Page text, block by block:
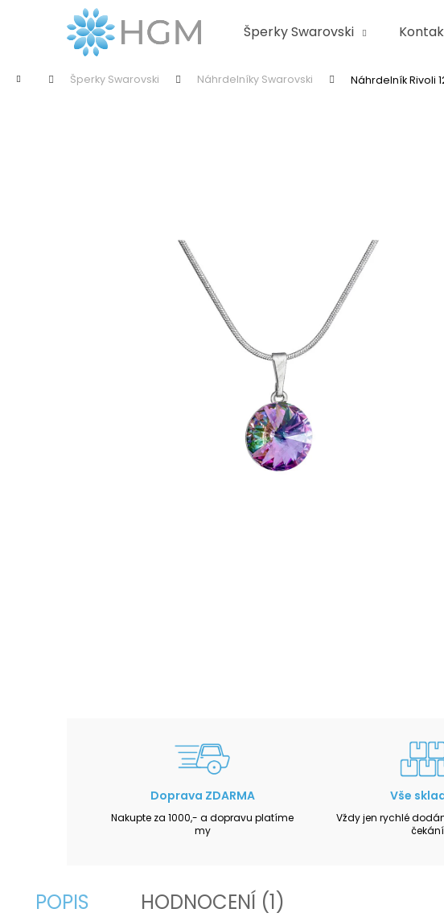
Šperky Swarovski
Domů Šperky Swarovski Náhrdelníky Swarovski Náhrdelník Rivoli
Doprava ZDARMA
Nakupte za 1000,- a dopravu platíme
my
Vše
Vždy jen rychlé
čekání
POPIS HODNOCENÍ (1)
Zpět
obchodu
Zpět
obchodu
Co
NÁHRDELNÍK KOLEČKO A HRUŠKY